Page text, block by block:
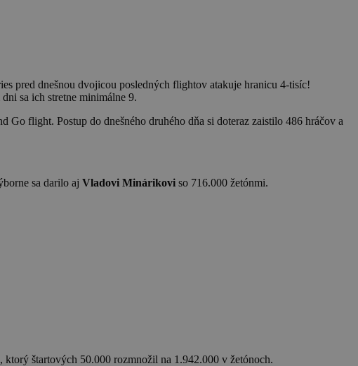
pred dnešnou dvojicou posledných flightov atakuje hranicu 4-tisíc!
sa ich stretne minimálne 9.
Go flight. Postup do dnešného druhého dňa si doteraz zaistilo 486 hráčov a
sa darilo aj Vladovi Minárikovi so 716.000 žetónmi.
štartových 50.000 rozmnožil na 1.942.000 v žetónoch.